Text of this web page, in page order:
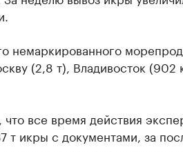
немаркированного
(2,8 т), Владивосток (902
что все время действия
т икры с документами, за